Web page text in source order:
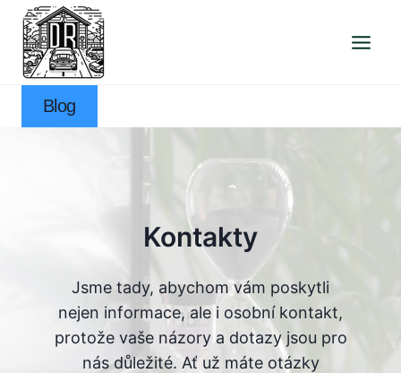
Přeskočit
obsah
Blog
Kontakty
Jsme tady, abychom vám poskytli
nejen informace, ale i osobní kontakt,
protože vaše názory a dotazy jsou pro
nás důležité. Ať už máte otázky